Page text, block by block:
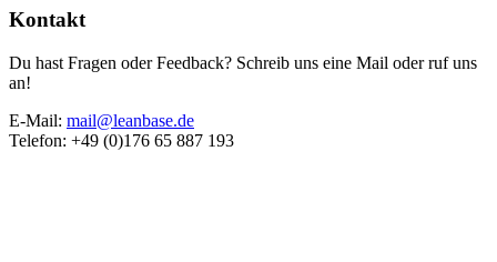
Kontakt
Du hast Fragen oder Feedback? Schreib uns eine Mail oder ruf uns
an!
E-Mail: mail@leanbase.de
Telefon: +49 (0)176 65 887 193